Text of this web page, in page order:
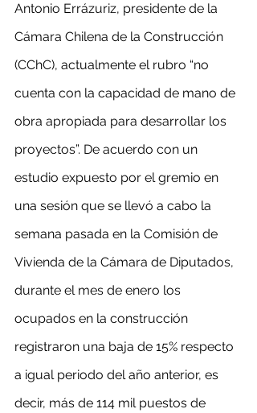
Antonio Errázuriz, presidente de la
Cámara Chilena de la Construcción
(CChC), actualmente el rubro “no
cuenta con la capacidad de mano de
obra apropiada para desarrollar los
proyectos”. De acuerdo con un
estudio expuesto por el gremio en
una sesión que se llevó a cabo la
semana pasada en la Comisión de
Vivienda de la Cámara de Diputados,
durante el mes de enero los
ocupados en la construcción
registraron una baja de 15% respecto
a igual periodo del año anterior, es
decir, más de 114 mil puestos de